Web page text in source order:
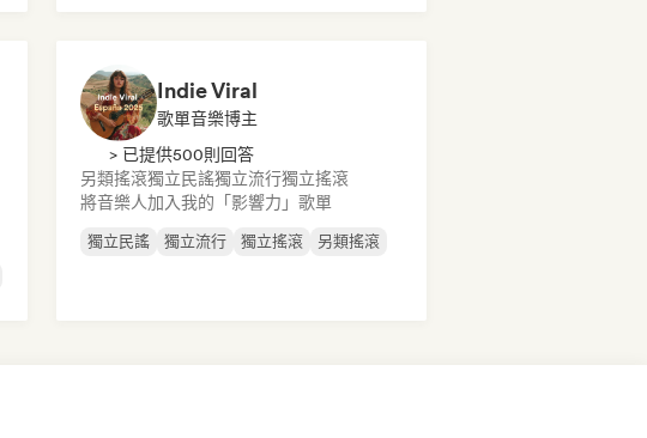
Indie Viral
歌單音樂博主
> 已提供500則回答
另類搖滾獨立民謠獨立流行獨立搖滾
將音樂人加入我的「影響力」歌單
獨立民謠 獨立流行 獨立搖滾 另類搖滾